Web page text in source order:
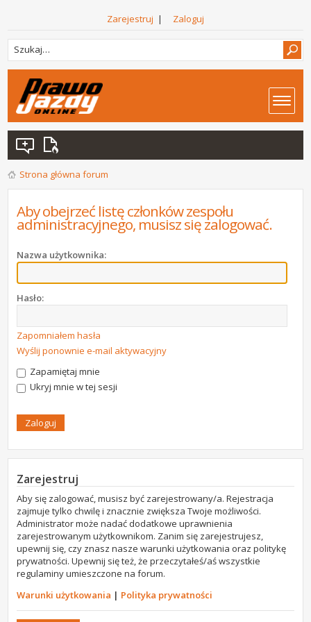
Zarejestruj | Zaloguj
Strona główna forum
Aby obejrzeć listę członków zespołu
administracyjnego, musisz się zalogować.
Nazwa użytkownika:
Hasło:
Zapomniałem hasła
Wyślij ponownie e-mail aktywacyjny
Zapamiętaj mnie
Ukryj mnie w tej sesji
Zarejestruj
Aby się zalogować, musisz być zarejestrowany/a. Rejestracja
zajmuje tylko chwilę i znacznie zwiększa Twoje możliwości.
Administrator może nadać dodatkowe uprawnienia
zarejestrowanym użytkownikom. Zanim się zarejestrujesz,
upewnij się, czy znasz nasze warunki użytkowania oraz politykę
prywatności. Upewnij się też, że przeczytałeś/aś wszystkie
regulaminy umieszczone na forum.
Warunki użytkowania | Polityka prywatności